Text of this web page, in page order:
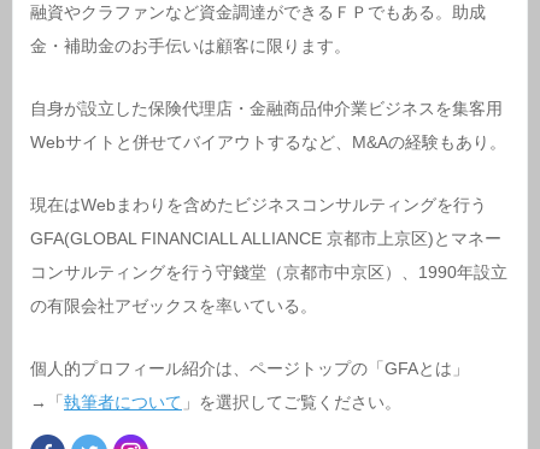
融資やクラファンなど資金調達ができるＦＰでもある。助成
金・補助金のお手伝いは顧客に限ります。
自身が設立した保険代理店・金融商品仲介業ビジネスを集客用
Webサイトと併せてバイアウトするなど、M&Aの経験もあり。
現在はWebまわりを含めたビジネスコンサルティングを行う
GFA(GLOBAL FINANCIALL ALLIANCE 京都市上京区)とマネー
コンサルティングを行う守錢堂（京都市中京区）、1990年設立
の有限会社アゼックスを率いている。
個人的プロフィール紹介は、ページトップの「GFAとは」
→「 執筆者について 」を選択してご覧ください。